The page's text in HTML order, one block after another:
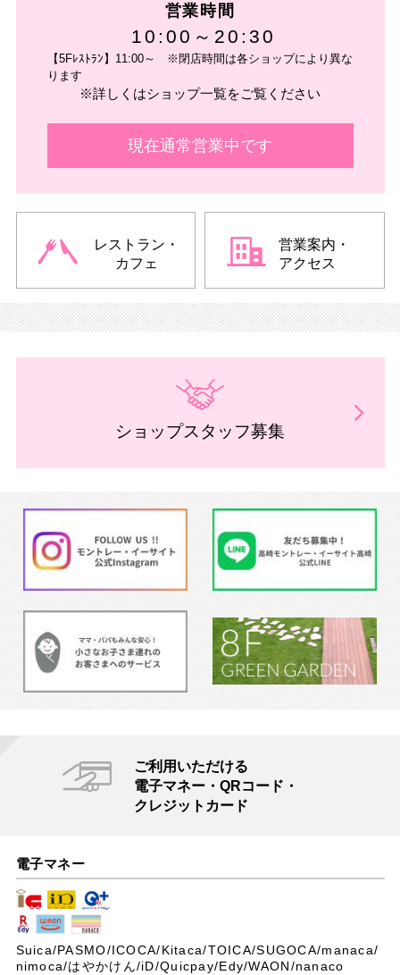
営業時間
10:00～20:30
【5Fﾚｽﾄﾗﾝ】11:00～ ※閉店時間は各ショップにより異な
ります
※詳しくはショップ一覧をご覧ください
現在通常営業中です
レストラン・
カフェ
営業案内・
アクセス
ショップスタッフ募集
ご利用いただける
電子マネー・QRコード・
クレジットカード
電子マネー
Suica/PASMO/ICOCA/Kitaca/TOICA/SUGOCA/manaca/
nimoca/はやかけん/iD/Quicpay/Edy/WAON/nanaco